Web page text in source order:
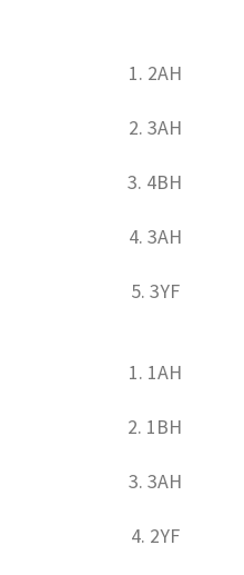
1. 2AH
2. 3AH
3. 4BH
4. 3AH
5. 3YF
1. 1AH
2. 1BH
3. 3AH
4. 2YF